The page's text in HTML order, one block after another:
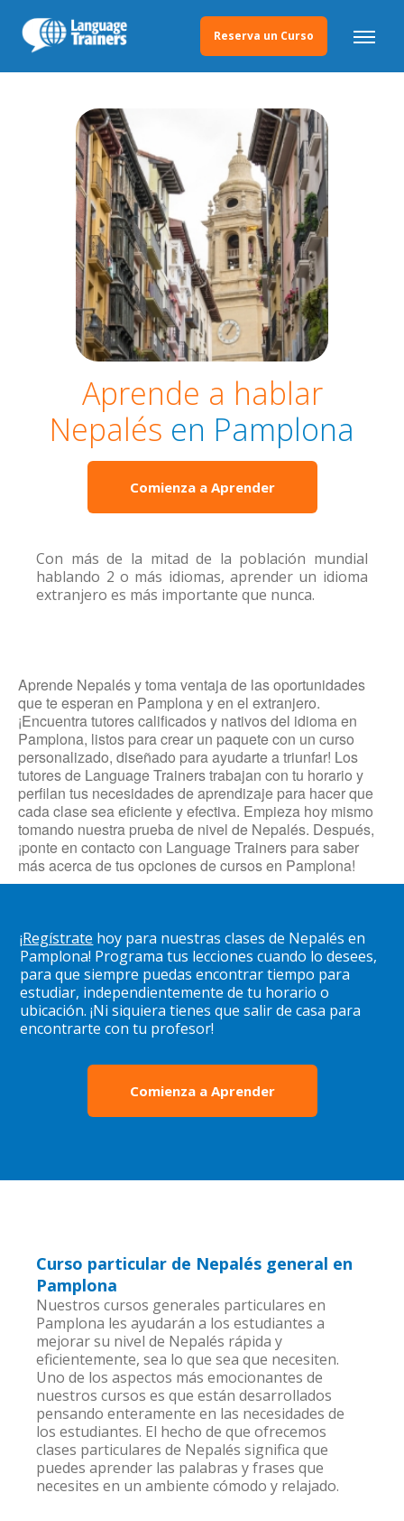
Reserva un Curso
Aprende a hablar
Nepalés en Pamplona
Comienza a Aprender
Con más de la mitad de la población mundial
hablando 2 o más idiomas, aprender un idioma
extranjero es más importante que nunca.
Aprende Nepalés y toma ventaja de las oportunidades
que te esperan en Pamplona y en el extranjero.
¡Encuentra tutores calificados y nativos del idioma en
Pamplona, listos para crear un paquete con un curso
personalizado, diseñado para ayudarte a triunfar! Los
tutores de Language Trainers trabajan con tu horario y
perfilan tus necesidades de aprendizaje para hacer que
cada clase sea eficiente y efectiva. Empieza hoy mismo
tomando nuestra prueba de nivel de Nepalés. Después,
¡ponte en contacto con Language Trainers para saber
más acerca de tus opciones de cursos en Pamplona!
¡Regístrate hoy para nuestras clases de Nepalés en
Pamplona! Programa tus lecciones cuando lo desees,
para que siempre puedas encontrar tiempo para
estudiar, independientemente de tu horario o
ubicación. ¡Ni siquiera tienes que salir de casa para
encontrarte con tu profesor!
Comienza a Aprender
Curso particular de Nepalés general en
Pamplona
Nuestros cursos generales particulares en
Pamplona les ayudarán a los estudiantes a
mejorar su nivel de Nepalés rápida y
eficientemente, sea lo que sea que necesiten.
Uno de los aspectos más emocionantes de
nuestros cursos es que están desarrollados
pensando enteramente en las necesidades de
los estudiantes. El hecho de que ofrecemos
clases particulares de Nepalés significa que
puedes aprender las palabras y frases que
necesites en un ambiente cómodo y relajado.